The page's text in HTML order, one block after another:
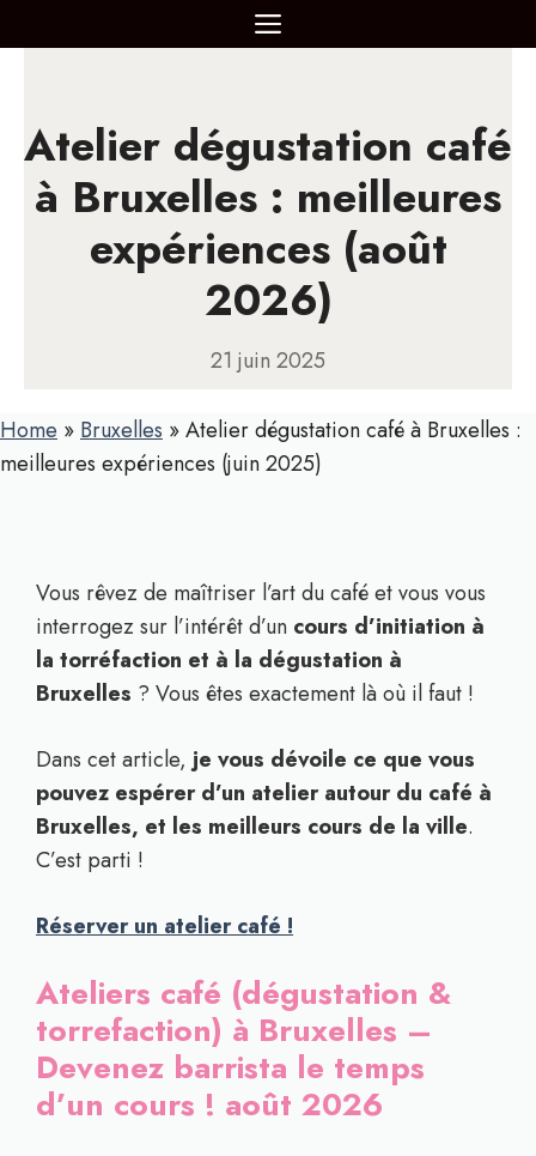
au
MENU
Atelier dégustation café
à Bruxelles : meilleures
expériences (août
2026)
21 juin 2025
Home » Bruxelles »Atelier dégustation café à Bruxelles :
meilleures expériences (juin 2025)
Vous rêvez de maîtriser l’art du café et vous vous
interrogez sur l’intérêt d’un cours d’initiation à
la torréfaction et à la dégustation à
Bruxelles ? Vous êtes exactement là où il faut !
Dans cet article, je vous dévoile ce que vous
pouvez espérer d’un atelier autour du café à
Bruxelles, et les meilleurs cours de la ville.
C’est parti !
Réserver un atelier café !
Ateliers café (dégustation &
torrefaction) à Bruxelles –
Devenez barrista le temps
d’un cours ! août 2026